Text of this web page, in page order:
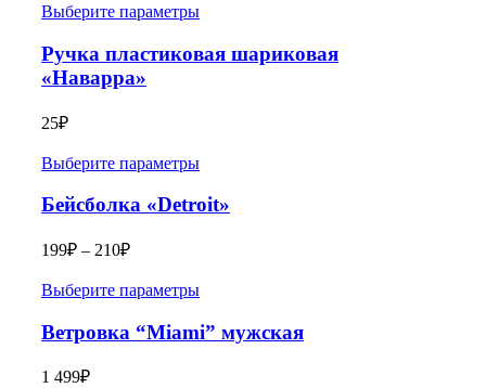
Выберите параметры
Ручка пластиковая шариковая
«Наварра»
25₽
Выберите параметры
Бейсболка «Detroit»
199₽ – 210₽
Выберите параметры
Ветровка “Miami” мужская
1 499₽